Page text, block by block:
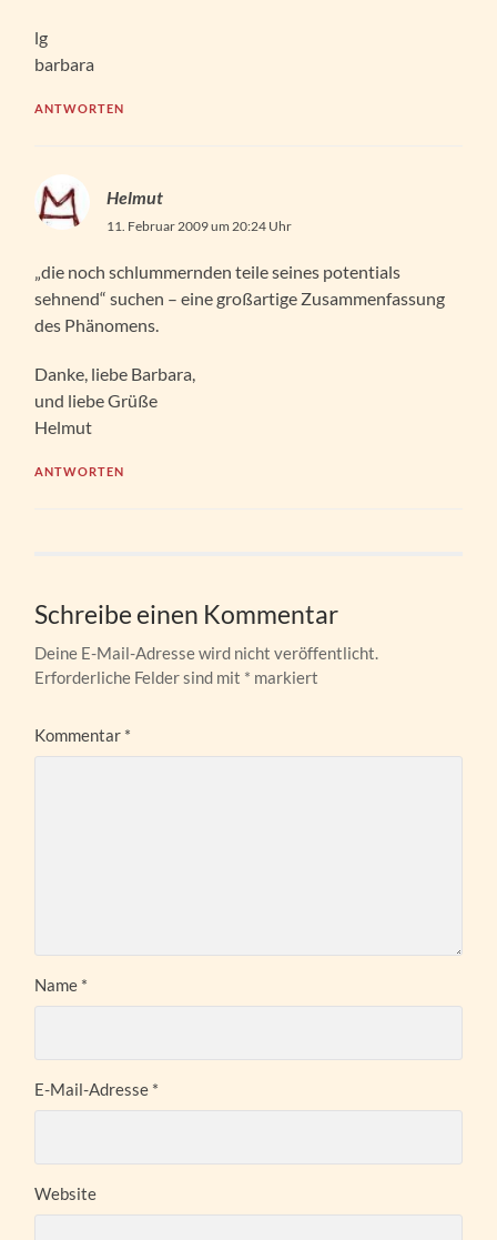
lg
barbara
ANTWORTEN
Helmut
11. Februar 2009 um 20:24 Uhr
„die noch schlummernden teile seines potentials
sehnend“ suchen – eine großartige Zusammenfassung
des Phänomens.
Danke, liebe Barbara,
und liebe Grüße
Helmut
ANTWORTEN
Schreibe einen Kommentar
Deine E-Mail-Adresse wird nicht veröffentlicht.
Erforderliche Felder sind mit * markiert
Kommentar *
Name *
E-Mail-Adresse *
Website